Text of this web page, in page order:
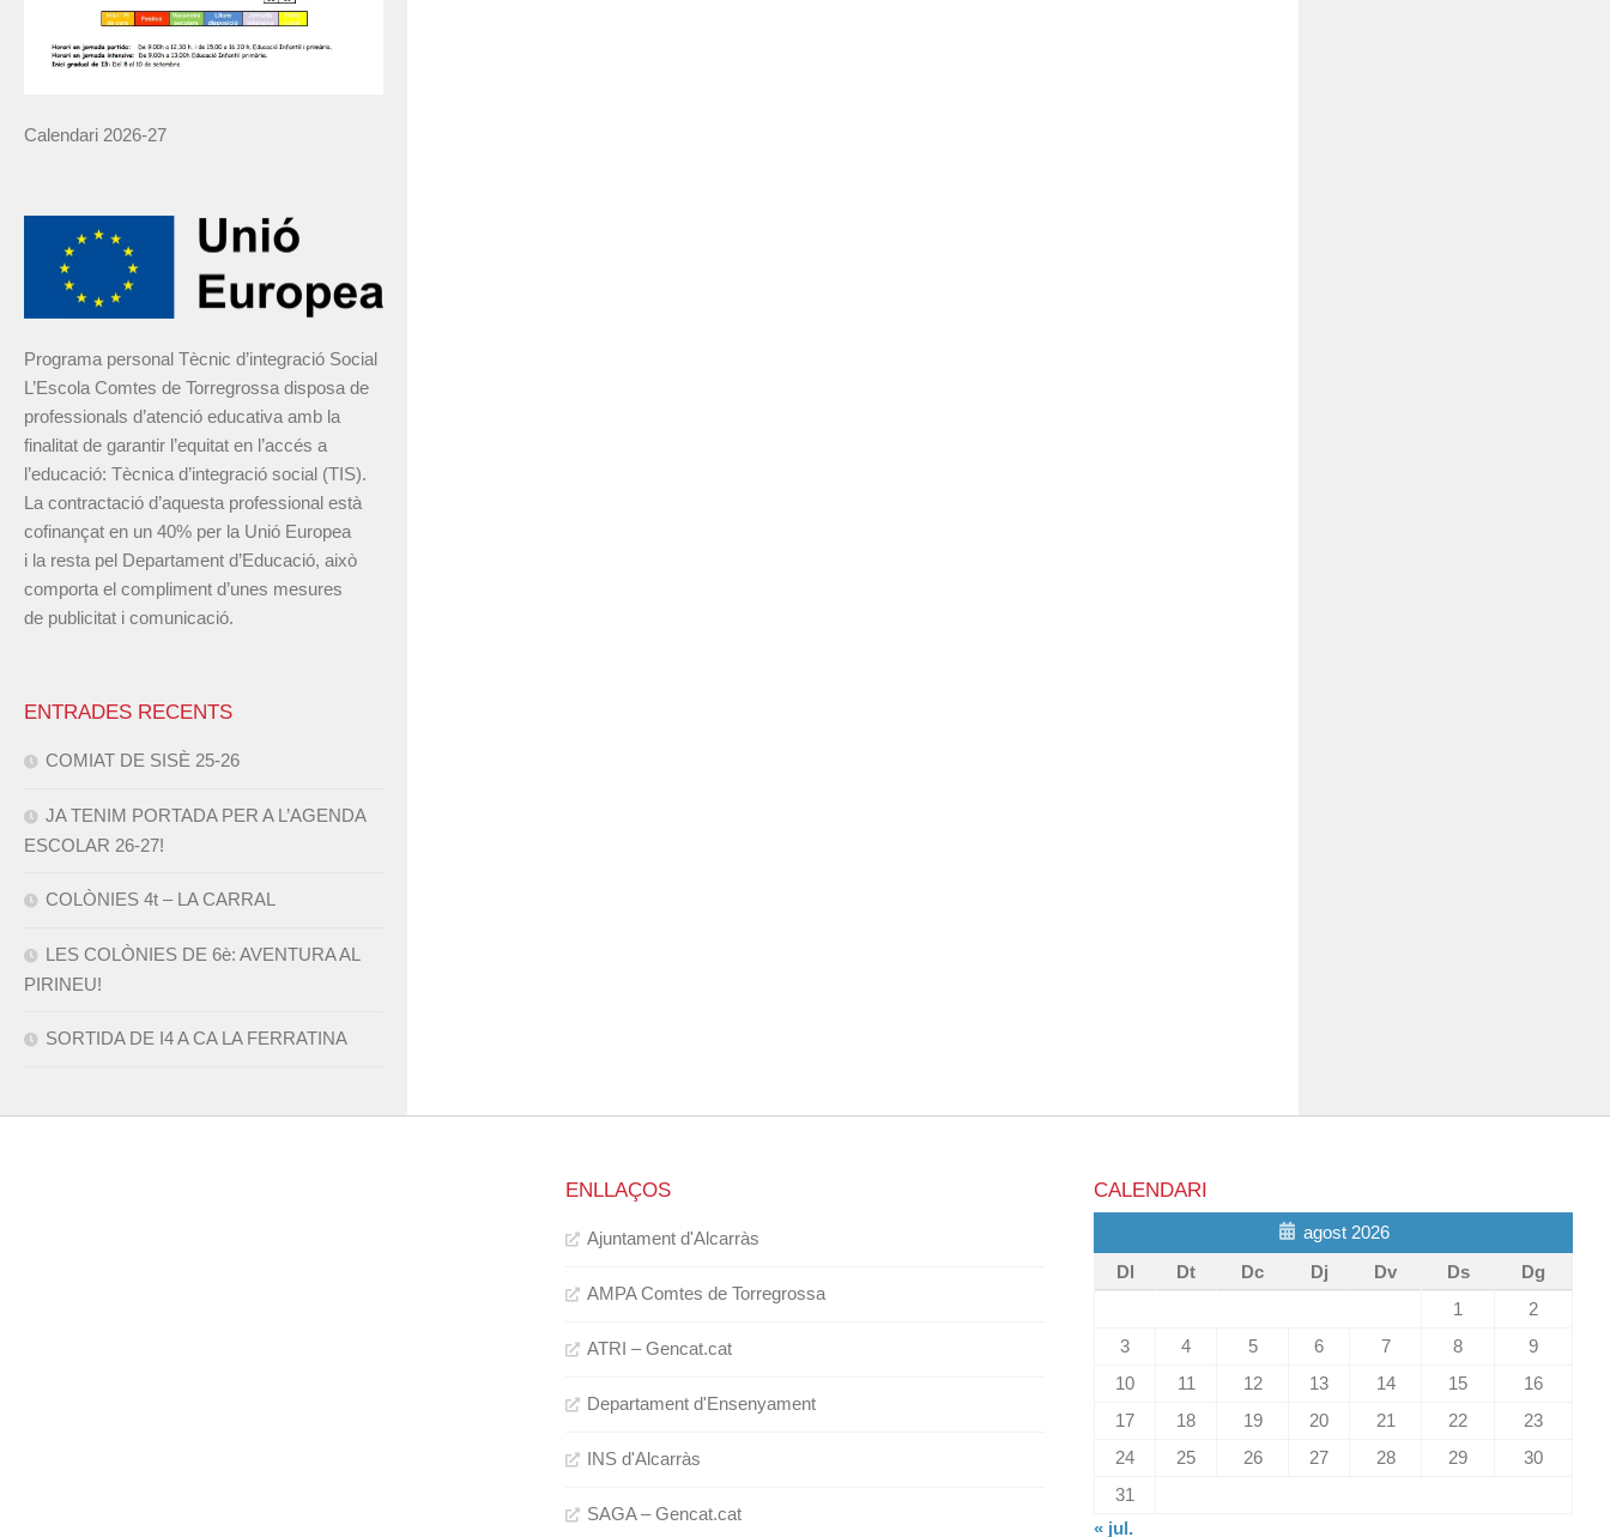
Calendari 2026-27
Programa personal Tècnic d’integració Social
L’Escola Comtes de Torregrossa disposa de
professionals d’atenció educativa amb la
finalitat de garantir l’equitat en l’accés a
l’educació: Tècnica d’integració social (TIS).
La contractació d’aquesta professional està
cofinançat en un 40% per la Unió Europea
i la resta pel Departament d’Educació, això
comporta el compliment d’unes mesures
de publicitat i comunicació.
ENTRADES RECENTS
COMIAT DE SISÈ 25-26
JA TENIM PORTADA PER A L’AGENDA
ESCOLAR 26-27!
COLÒNIES 4t – LA CARRAL
LES COLÒNIES DE 6è: AVENTURA AL
PIRINEU!
SORTIDA DE I4 A CA LA FERRATINA
ENLLAÇOS
Ajuntament d'Alcarràs
AMPA Comtes de Torregrossa
ATRI – Gencat.cat
Departament d'Ensenyament
INS d'Alcarràs
SAGA – Gencat.cat
CALENDARI
agost 2026
Dl
Dt Dc Dj Dv Ds
Dg
1
2
3
4 5 6 7 8
9
10
11 12 13 14 15
16
17
18 19 20 21 22
23
24
25 26 27 28 29
30
31
« jul.